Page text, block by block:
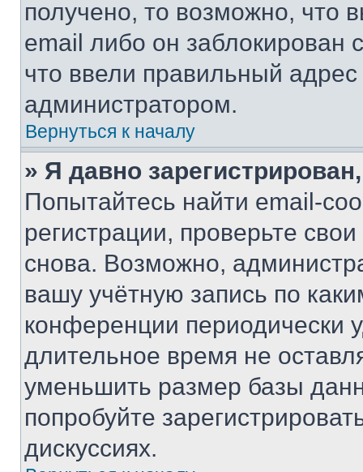
получено, то возможно, что
email либо он
что ввели правильный адрес
администратором.
Вернуться к началу
» Я давно
Попытайтесь найти email-
регистрации, проверьте
снова. Возможно,
вашу учётную запись по
конференции периодически
длительное время не
уменьшить размер базы
попробуйте
дискуссиях.